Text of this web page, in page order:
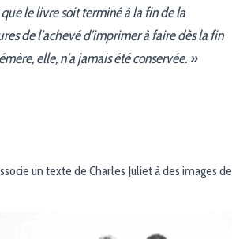
le livre soit terminé à la fin de la
de l’achevé d’imprimer à faire dès la fin
elle, n’a jamais été conservée. »
un texte de Charles Juliet à des images de